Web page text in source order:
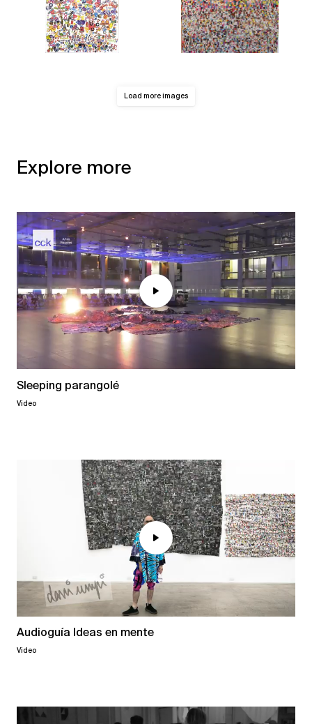
Load more images
Explore more
Sleeping parangolé
Video
Audioguía Ideas en mente
Video